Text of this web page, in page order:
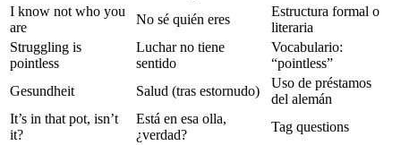
I know not who you
are
No sé quién eres
Estructura formal o
literaria
Struggling is
pointless
Luchar no tiene
sentido
Vocabulario:
“pointless”
Gesundheit
Salud (tras estornudo)
Uso de préstamos
del alemán
It’s in that pot, isn’t
it?
Está en esa olla,
¿verdad?
Tag questions